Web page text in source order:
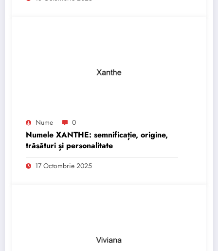
Nume 0
Numele XANTHE: semnificație, origine,
trăsături și personalitate
17 Octombrie 2025